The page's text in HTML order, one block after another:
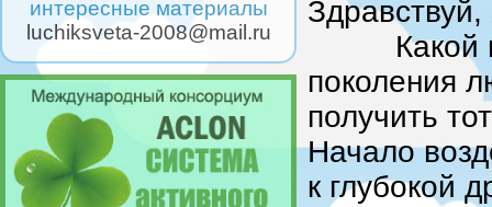
интересные материалы
luchiksveta-2008@mail.ru
Какой
поколения
получить
Начало
к глубокой